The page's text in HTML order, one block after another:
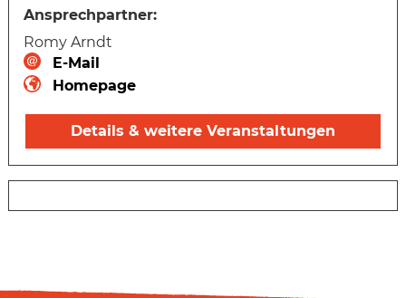
Ansprechpartner:
Romy Arndt
E-Mail
Homepage
Details & weitere Veranstaltungen